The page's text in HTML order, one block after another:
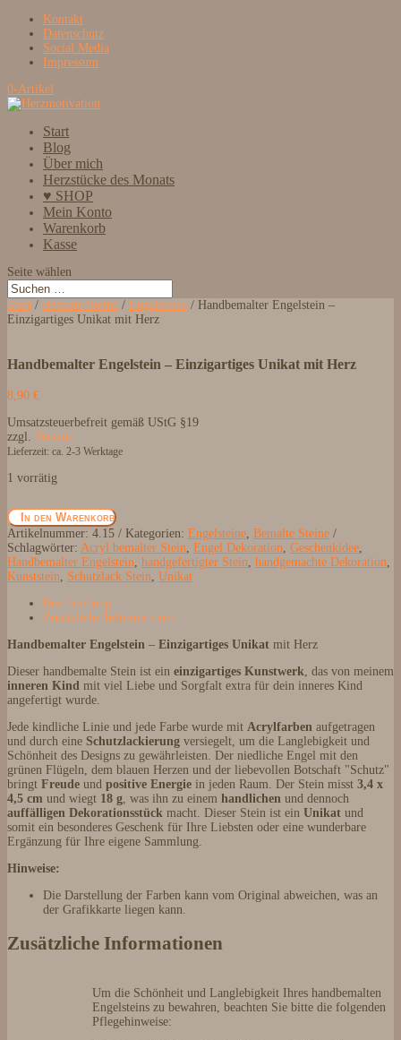
Kontakt
Datenschutz
Social Media
Impressum
0-Artikel
Start
Blog
Über mich
Herzstücke des Monats
♥ SHOP
Mein Konto
Warenkorb
Kasse
Seite wählen
Start / Bemalte Steine / Engelsteine / Handbemalter Engelstein –
Einzigartiges Unikat mit Herz
Handbemalter Engelstein – Einzigartiges Unikat mit Herz
8,90 €
Umsatzsteuerbefreit gemäß UStG §19
zzgl. Versand
Lieferzeit: ca. 2-3 Werktage
1 vorrätig
Handbemalter
Engelstein
–
Einzigartiges
Unikat
mit
Herz
Menge
In den Warenkorb
Artikelnummer: 4.15 Kategorien: Engelsteine Bemalte Steine
Schlagwörter: Acryl bemalter Stein Engel Dekoration Geschenkidee
Handbemalter Engelstein handgefertigter Stein handgemachte Dekoration
Kunststein
Schutzlack Stein Unikat
Beschreibung
Zusätzliche Informationen
Handbemalter Engelstein – Einzigartiges Unikat mit Herz
Dieser handbemalte Stein ist ein einzigartiges Kunstwerk , das von meinem
inneren Kind mit viel Liebe und Sorgfalt extra für dein inneres Kind
angefertigt wurde.
Jede kindliche Linie und jede Farbe wurde mit Acrylfarben aufgetragen
und durch eine Schutzlackierung versiegelt, um die Langlebigkeit und
Schönheit des Designs zu gewährleisten. Der niedliche Engel mit den
grünen Flügeln, dem blauen Herzen und der liebevollen Botschaft "Schutz"
bringt Freude und positive Energie in jeden Raum. Der Stein misst 3,4 x
4,5 cm und wiegt 18 g , was ihn zu einem handlichen und dennoch
auffälligen Dekorationsstück macht. Dieser Stein ist ein Unikat und
somit ein besonderes Geschenk für Ihre Liebsten oder eine wunderbare
Ergänzung für Ihre eigene Sammlung.
Hinweise:
Die Darstellung der Farben kann vom Original abweichen, was an
der Grafikkarte liegen kann.
Zusätzliche Informationen
Um die Schönheit und Langlebigkeit Ihres handbemalten
Engelsteins zu bewahren, beachten Sie bitte die folgenden
Pflegehinweise: